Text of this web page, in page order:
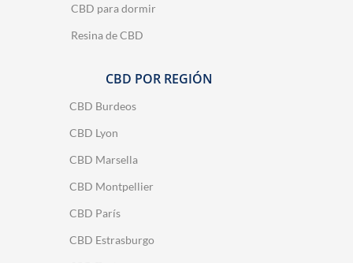
CBD para dormir
Resina de CBD
CBD POR REGIÓN
CBD Burdeos
CBD Lyon
CBD Marsella
CBD Montpellier
CBD París
CBD Estrasburgo